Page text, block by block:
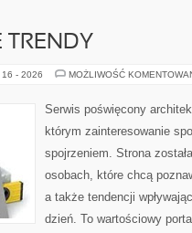
TRENDY
16 - 2026 MOŻLIWOŚĆ
Serwis poświęcony
którym zainteresowanie
spojrzeniem. Strona
osobach, które chcą
a także tendencji
dzień. To wartościowy